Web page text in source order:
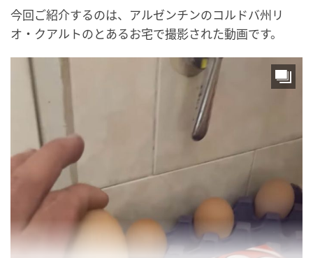
今回ご紹介するのは、アルゼンチンのコルドバ州リ
オ・クアルトのとあるお宅で撮影された動画です。